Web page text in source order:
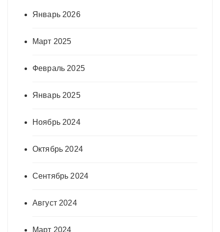
Январь 2026
Март 2025
Февраль 2025
Январь 2025
Ноябрь 2024
Октябрь 2024
Сентябрь 2024
Август 2024
Март 2024